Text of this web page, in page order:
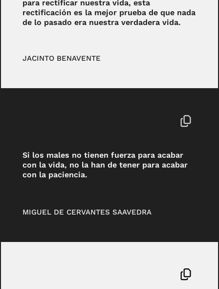
para rectificar nuestra vida, esta
rectificación es la mejor prueba de que nada
de lo pasado era nuestra verdadera vida.
JACINTO BENAVENTE
Si los males no tienen fuerza para acabar
con la vida, no la han de tener para acabar
con la paciencia.
MIGUEL DE CERVANTES SAAVEDRA